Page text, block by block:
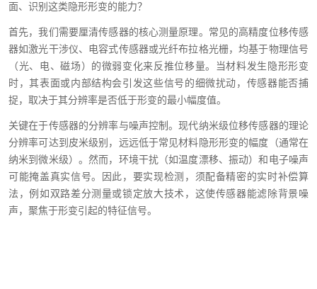
面、识别这类隐形形变的能力？
首先，我们需要厘清传感器的核心测量原理。常见的高精度位移传感
器如激光干涉仪、电容式传感器或光纤布拉格光栅，均基于物理信号
（光、电、磁场）的微弱变化来反推位移量。当材料发生隐形形变
时，其表面或内部结构会引发这些信号的细微扰动，传感器能否捕
捉，取决于其分辨率是否低于形变的最小幅度值。
关键在于传感器的分辨率与噪声控制。现代纳米级位移传感器的理论
分辨率可达到皮米级别，远远低于常见材料隐形形变的幅度（通常在
纳米到微米级）。然而，环境干扰（如温度漂移、振动）和电子噪声
可能掩盖真实信号。因此，要实现检测，须配备精密的实时补偿算
法，例如双路差分测量或锁定放大技术，这使传感器能滤除背景噪
声，聚焦于形变引起的特征信号。